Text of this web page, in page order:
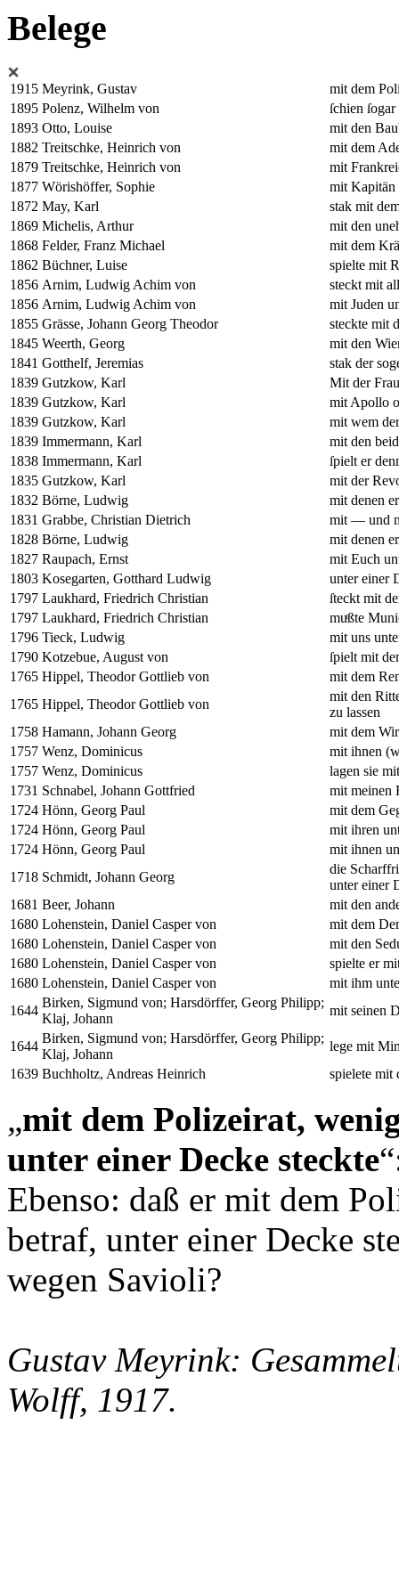
Belege
1915 Meyrink, Gustav
mit dem
1895 Polenz, Wilhelm von
ſchien
1893 Otto, Louise
mit den
1882 Treitschke, Heinrich von
mit dem
1879 Treitschke, Heinrich von
mit
1877 Wörishöffer, Sophie
mit Kapitän
1872 May, Karl
stak mit
1869 Michelis, Arthur
mit den
1868 Felder, Franz Michael
mit dem
1862 Büchner, Luise
spielte mit
1856 Arnim, Ludwig Achim von
steckt mit
1856 Arnim, Ludwig Achim von
mit Juden
1855 Grässe, Johann Georg Theodor
steckte mit
1845 Weerth, Georg
mit den
1841 Gotthelf, Jeremias
stak der
1839 Gutzkow, Karl
Mit der
1839 Gutzkow, Karl
mit Apollo
1839 Gutzkow, Karl
mit wem
1839 Immermann, Karl
mit den
1838 Immermann, Karl
ſpielt er
1835 Gutzkow, Karl
mit der
1832 Börne, Ludwig
mit denen
1831 Grabbe, Christian Dietrich
mit — und
1828 Börne, Ludwig
mit denen
1827 Raupach, Ernst
mit Euch
1803 Kosegarten, Gotthard Ludwig
unter einer
1797 Laukhard, Friedrich Christian
ſteckt mit
1797 Laukhard, Friedrich Christian
muͤßte
1796 Tieck, Ludwig
mit uns
1790 Kotzebue, August von
ſpielt mit
1765 Hippel, Theodor Gottlieb von
mit dem
1765 Hippel, Theodor Gottlieb von
mit den
zu lassen
1758 Hamann, Johann Georg
mit dem
1757 Wenz, Dominicus
mit ihnen
1757 Wenz, Dominicus
lagen sie
1731 Schnabel, Johann Gottfried
mit meinen
1724 Hönn, Georg Paul
mit dem
1724 Hönn, Georg Paul
mit ihren
1724 Hönn, Georg Paul
mit ihnen
1718 Schmidt, Johann Georg
die
unter einer
1681 Beer, Johann
mit den
1680 Lohenstein, Daniel Casper von
mit dem
1680 Lohenstein, Daniel Casper von
mit den
1680 Lohenstein, Daniel Casper von
spielte er
1680 Lohenstein, Daniel Casper von
mit ihm
1644
Birken, Sigmund von; Harsdörffer, Georg Philipp;
Klaj, Johann
mit seinen
1644
Birken, Sigmund von; Harsdörffer, Georg Philipp;
Klaj, Johann
lege mit
1639 Buchholtz, Andreas Heinrich spielete mit
„mit dem Polizeirat,
unter einer Decke steckte
Ebenso: daß er mit dem
betraf, unter einer Decke
wegen Savioli?
Gustav Meyrink:
Wolff, 1917.